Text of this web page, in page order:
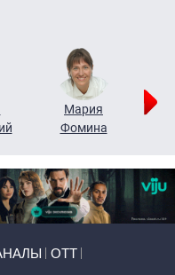
Мария
Фомина
ОТТ